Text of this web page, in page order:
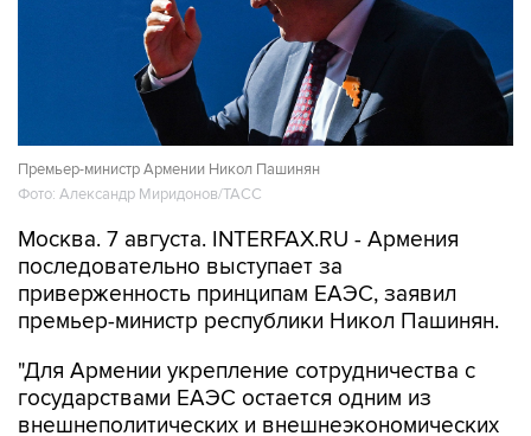
Премьер-министр Армении Никол Пашинян
Фото: Александр Миридонов/ТАСС
Москва. 7 августа. INTERFAX.RU - Армения
приверженность принципам ЕАЭС, заявил
премьер-министр республики Никол Пашинян.
"Для Армении укрепление сотрудничества с
внешнеполитических и внешнеэкономических
приоритетов. Этот подход найдет свое